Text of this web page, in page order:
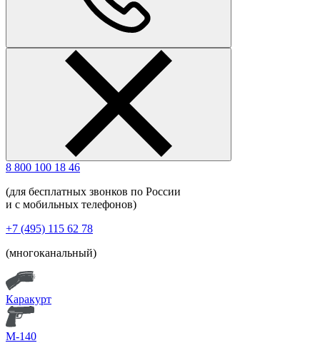
8 800 100 18 46
(для бесплатных звонков по России
и с мобильных телефонов)
+7 (495) 115 62 78
(многоканальный)
Каракурт
М-140